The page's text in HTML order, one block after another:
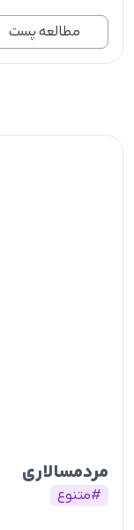
مطالعه پست
مردمسالاری
#متنوع